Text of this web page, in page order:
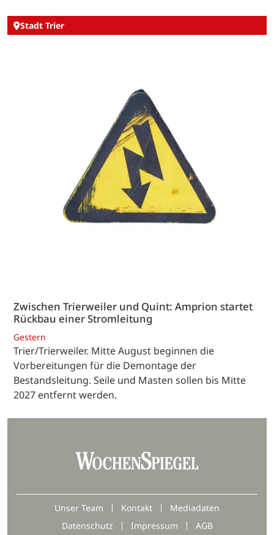
Stadt Trier
Zwischen Trierweiler und Quint: Amprion startet
Rückbau einer Stromleitung
Gestern
Trier/Trierweiler. Mitte August beginnen die
Vorbereitungen für die Demontage der
Bestandsleitung. Seile und Masten sollen bis Mitte
2027 entfernt werden.
Unser Team Kontakt
Mediadaten
Datenschutz
Impressum AGB